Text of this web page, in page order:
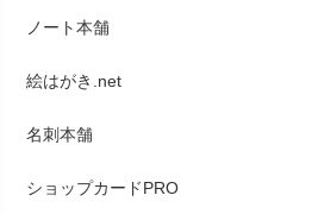
ノート本舗
絵はがき.net
名刺本舗
ショップカードPRO